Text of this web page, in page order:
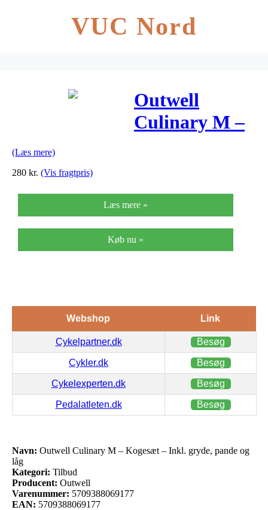
VUC Nord
Outwell
Culinary M –
pande og låg
(Læs mere)
280 kr. (Vis fragtpris)
Læs mere »
Køb nu »
Webshop Link
Cykelpartner.dk Besøg
Cykler.dk Besøg
Cykelexperten.dk Besøg
Pedalatleten.dk Besøg
Navn: Outwell Culinary M – Kogesæt – Inkl. gryde, pande og
låg
Kategori: Tilbud
Producent: Outwell
Varenummer: 5709388069177
EAN: 5709388069177